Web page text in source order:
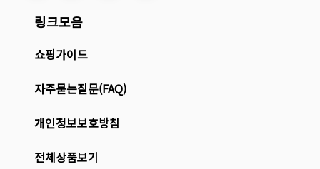
링크모음
쇼핑가이드
자주묻는질문(FAQ)
개인정보보호방침
전체상품보기